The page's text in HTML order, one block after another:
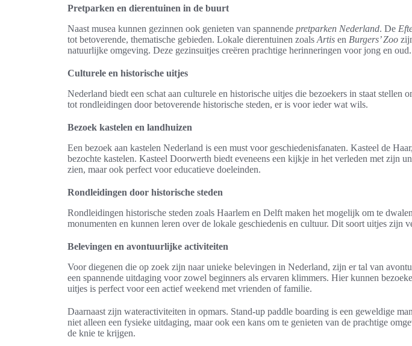
Pretparken en dierentuinen in de buurt
Naast musea kunnen gezinnen ook genieten van spannende pretparken Nederland. De
tot betoverende, thematische gebieden. Lokale dierentuinen zoals Artis en Burgers’ Zoo
natuurlijke omgeving. Deze gezinsuitjes creëren prachtige herinneringen voor jong en oud.
Culturele en historische uitjes
Nederland biedt een schat aan culturele en historische uitjes die bezoekers in staat
tot rondleidingen door betoverende historische steden, er is voor ieder wat wils.
Bezoek kastelen en landhuizen
Een bezoek aan kastelen Nederland is een must voor geschiedenisfanaten. Kasteel de
bezochte kastelen. Kasteel Doorwerth biedt eveneens een kijkje in het verleden met zijn
zien, maar ook perfect voor educatieve doeleinden.
Rondleidingen door historische steden
Rondleidingen historische steden zoals Haarlem en Delft maken het mogelijk om te
monumenten en kunnen leren over de lokale geschiedenis en cultuur. Dit soort uitjes zijn
Belevingen en avontuurlijke activiteiten
Voor diegenen die op zoek zijn naar unieke belevingen in Nederland, zijn er tal van
een spannende uitdaging voor zowel beginners als ervaren klimmers. Hier kunnen
uitjes is perfect voor een actief weekend met vrienden of familie.
Daarnaast zijn wateractiviteiten in opmars. Stand-up paddle boarding is een geweldige
niet alleen een fysieke uitdaging, maar ook een kans om te genieten van de prachtige
de knie te krijgen.